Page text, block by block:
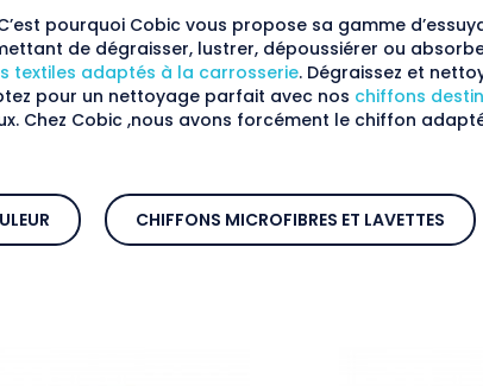
pourquoi Cobic vous propose sa gamme
de dégraisser, lustrer, dépoussiérer ou
textiles adaptés à la carrosserie. Dégraissez et
pour un nettoyage parfait avec nos chiffons
Chez Cobic ,nous avons forcément le chiffon
CHIFFONS MICROFIBRES ET LAVETTES